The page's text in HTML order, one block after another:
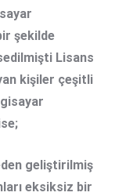
şekilde
Lisans
kişiler çeşitli
geliştirilmiş
eksiksiz bir